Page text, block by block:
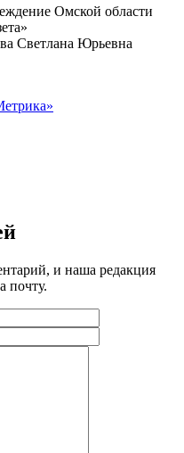
Омской области
Светлана Юрьевна
и наша редакция
почту.